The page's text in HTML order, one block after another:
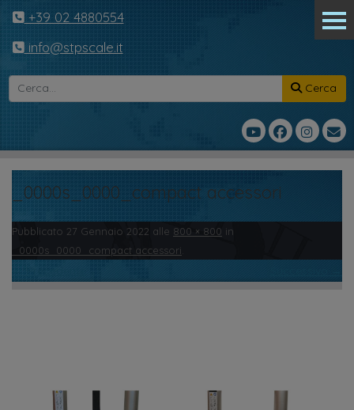
+39 02 4880554
info@stpscale.it
Cerca
_0000s_0000_compact accessori
Pubblicato 27 Gennaio 2022 alle 800 × 800 in
_0000s_0000_compact accessori